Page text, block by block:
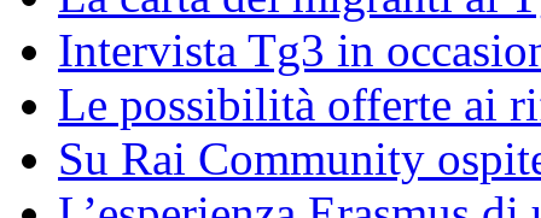
Intervista Tg3 in
Le possibilità offerte ai
Su Rai Community